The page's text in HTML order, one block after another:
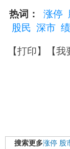
热词： 涨停
股民 深市
【打印】【我
搜索更多涨停 股